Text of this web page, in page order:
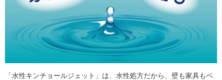
「水性キンチョールジェット」は、水性処方だから、壁も家具もベ